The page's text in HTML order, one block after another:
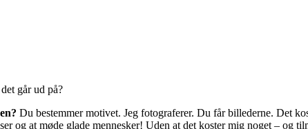
går ud på?
Du bestemmer motivet. Jeg fotograferer. Du får billederne. Det
og at møde glade mennesker! Uden at det koster mig noget – og